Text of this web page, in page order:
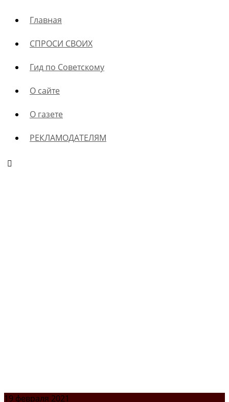
Главная
СПРОСИ СВОИХ
Гид по Советскому
О сайте
О газете
РЕКЛАМОДАТЕЛЯМ
19 февраля 2021